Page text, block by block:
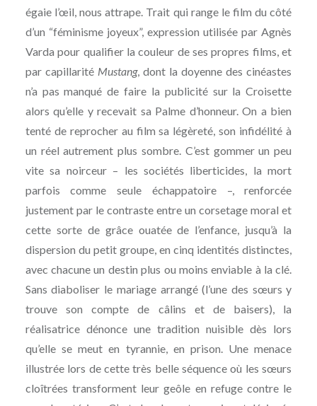
égaie l’œil, nous attrape. Trait qui range le film du côté
d’un “féminisme joyeux”, expression utilisée par Agnès
Varda pour qualifier la couleur de ses propres films, et
par capillarité Mustang, dont la doyenne des cinéastes
n’a pas manqué de faire la publicité sur la Croisette
alors qu’elle y recevait sa Palme d’honneur. On a bien
tenté de reprocher au film sa légèreté, son infidélité à
un réel autrement plus sombre. C’est gommer un peu
vite sa noirceur – les sociétés liberticides, la mort
parfois comme seule échappatoire –, renforcée
justement par le contraste entre un corsetage moral et
cette sorte de grâce ouatée de l’enfance, jusqu’à la
dispersion du petit groupe, en cinq identités distinctes,
avec chacune un destin plus ou moins enviable à la clé.
Sans diaboliser le mariage arrangé (l’une des sœurs y
trouve son compte de câlins et de baisers), la
réalisatrice dénonce une tradition nuisible dès lors
qu’elle se meut en tyrannie, en prison. Une menace
illustrée lors de cette très belle séquence où les sœurs
cloîtrées transforment leur geôle en refuge contre le